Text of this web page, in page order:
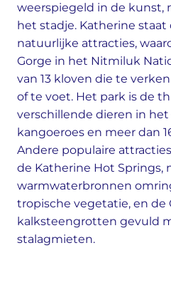
weerspiegeld in de kunst,
het stadje. Katherine
natuurlijke attracties,
Gorge in het Nitmiluk
van 13 kloven die te
of te voet. Het park is de
verschillende dieren in het
kangoeroes en meer dan
Andere populaire
de Katherine Hot Springs,
warmwaterbronnen
tropische vegetatie, en
kalksteengrotten gevuld
stalagmieten.